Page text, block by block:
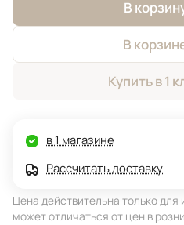
В
В
Купить в 1
в 1 магазине
Рассчитать доставку
Цена действительна только
может отличаться от цен в